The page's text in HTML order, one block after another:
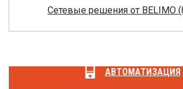
Сетевые решения от BELIMO
АВТОМАТИЗАЦИЯ